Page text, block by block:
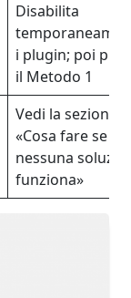
Disabilita
i plugin; poi
il Metodo 1
Vedi la sezione
«Cosa fare se
nessuna
funziona»